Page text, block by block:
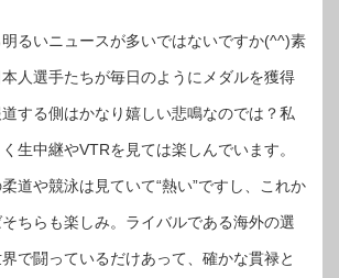
るいニュースが多いではないですか(^^)素
人選手たちが毎日のようにメダルを獲得
する側はかなり嬉しい悲鳴なのでは？私
生中継やVTRを見ては楽しんでいます。
道や競泳は見ていて“熱い”ですし、これか
ちらも楽しみ。ライバルである海外の選
で闘っているだけあって、確かな貫禄と